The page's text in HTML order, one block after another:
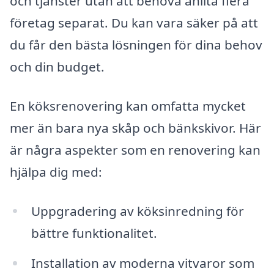
företag separat. Du kan vara säker på att
du får den bästa lösningen för dina behov
och din budget.
En köksrenovering kan omfatta mycket
mer än bara nya skåp och bänkskivor. Här
är några aspekter som en renovering kan
hjälpa dig med:
Uppgradering av köksinredning för
bättre funktionalitet.
Installation av moderna vitvaror som